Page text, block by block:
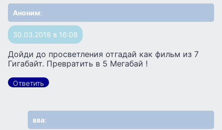
Аноним:
30.03.2018 в 16:08
Дойди до просветления отгадай как фильм из 7
Гигабайт. Превратить в 5 Мегабай !
Ответить
вва: